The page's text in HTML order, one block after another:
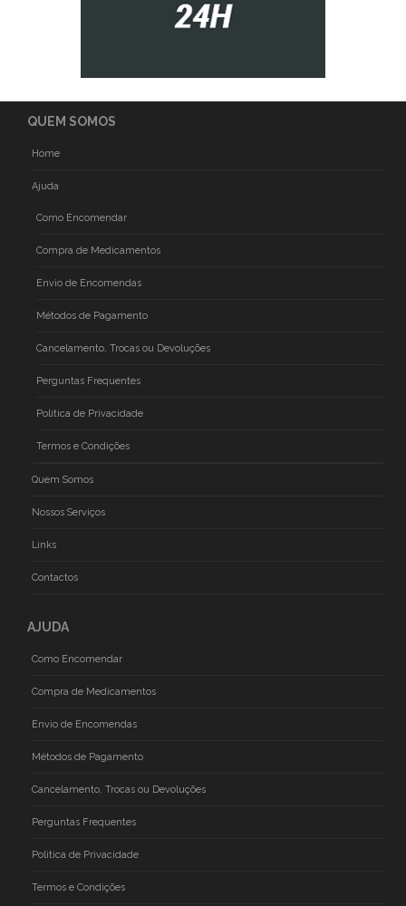
QUEM SOMOS
Home
Ajuda
Como Encomendar
Compra de Medicamentos
Envio de Encomendas
Métodos de Pagamento
Cancelamento, Trocas ou Devoluções
Perguntas Frequentes
Politica de Privacidade
Termos e Condições
Quem Somos
Nossos Serviços
Links
Contactos
AJUDA
Como Encomendar
Compra de Medicamentos
Envio de Encomendas
Métodos de Pagamento
Cancelamento, Trocas ou Devoluções
Perguntas Frequentes
Politica de Privacidade
Termos e Condições